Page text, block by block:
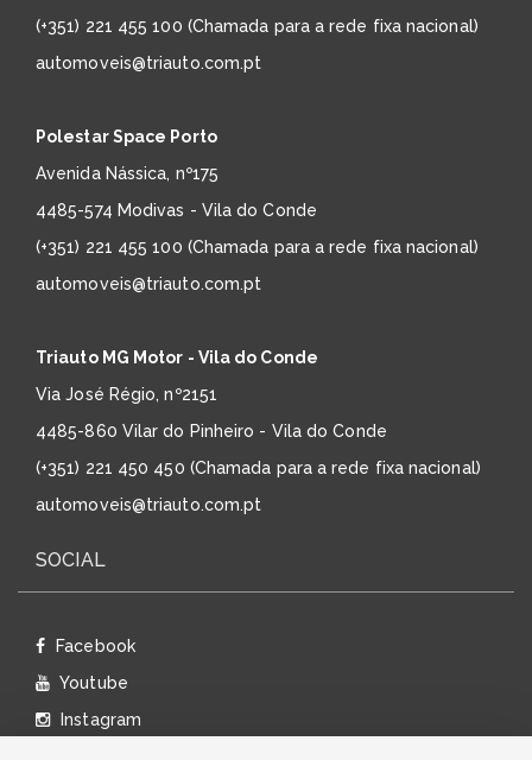
(+351) 221 455 100 (Chamada para a rede fixa nacional)
automoveis@triauto.com.pt
Polestar Space Porto
Avenida Nássica, nº175
4485-574 Modivas - Vila do Conde
(+351) 221 455 100 (Chamada para a rede fixa nacional)
automoveis@triauto.com.pt
Triauto MG Motor - Vila do Conde
Via José Régio, nº2151
4485-860 Vilar do Pinheiro - Vila do Conde
(+351) 221 450 450 (Chamada para a rede fixa nacional)
automoveis@triauto.com.pt
SOCIAL
Facebook
Youtube
Instagram